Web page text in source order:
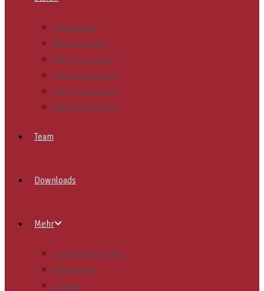
Heimstunden
Biber (5-7 Jahre)
WiWö (7-10 Jahre)
GuSp (10-13 Jahre)
CaEx (13-16 Jahre)
RaRo (16-20 Jahre)
Team
Downloads
Mehr
Jahresrückblick 2025
Bildergalerie
Kontakt